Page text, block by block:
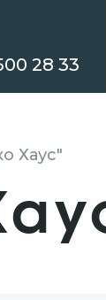
28 33
Хаус"